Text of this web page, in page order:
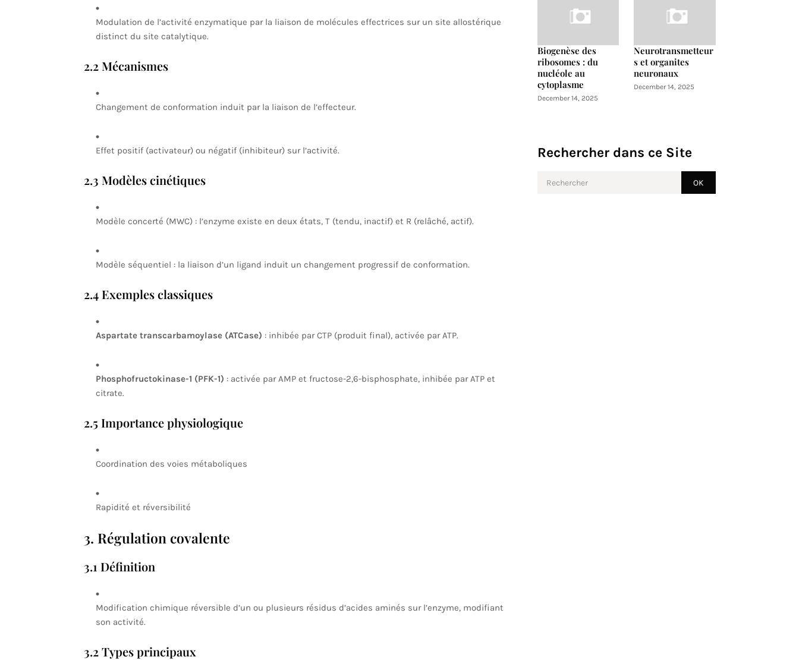
Modulation de l’activité enzymatique par la liaison de molécules effectrices sur un site allostérique
distinct du site catalytique.
2.2 Mécanismes
Changement de conformation induit par la liaison de l’effecteur.
Effet positif (activateur) ou négatif (inhibiteur) sur l’activité.
2.3 Modèles cinétiques
Modèle concerté (MWC) : l’enzyme existe en deux états, T (tendu, inactif) et R (relâché, actif).
Modèle séquentiel : la liaison d’un ligand induit un changement progressif de conformation.
2.4 Exemples classiques
Aspartate transcarbamoylase (ATCase) : inhibée par CTP (produit final), activée par ATP.
Phosphofructokinase-1 (PFK-1) : activée par AMP et fructose-2,6-bisphosphate, inhibée par ATP et
citrate.
2.5 Importance physiologique
Coordination des voies métaboliques
Rapidité et réversibilité
3. Régulation covalente
3.1 Définition
Modification chimique réversible d’un ou plusieurs résidus d’acides aminés sur l’enzyme, modifiant
son activité.
3.2 Types principaux
Biogenèse des
ribosomes : du
nucléole au
cytoplasme
December 14, 2025
Neurotransmetteur
s et organites
neuronaux
December 14, 2025
Rechercher dans ce Site